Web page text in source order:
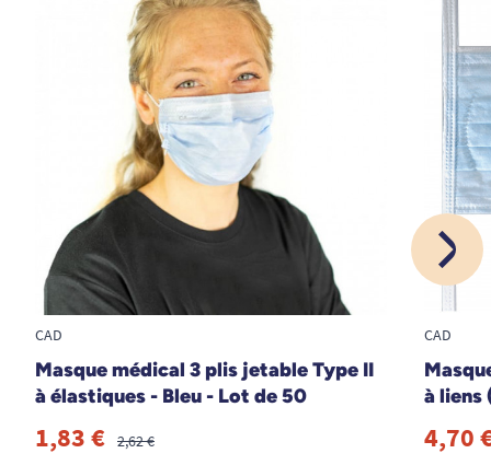
CAD
Masque médical 3 plis jetable Type II
à élastiques - Bleu - Lot de 50
1,83 € 2,62 €
CAD
à
4,70